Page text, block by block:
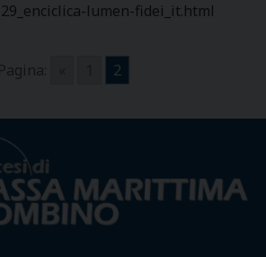
lumen-fidei_it.html
Pagina: 2